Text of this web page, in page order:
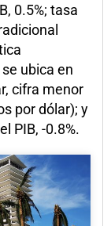
0.5%; tasa
ubica en
cifra menor
por dólar); y
PIB, -0.8%.